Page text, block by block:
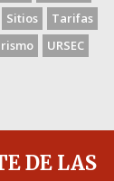
Sitios
Tarifas
URSEC
DE LAS